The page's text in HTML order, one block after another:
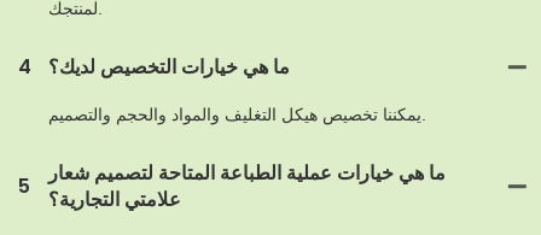
4 ما هي خيارات التخصيص لديك؟
5
ما هي خيارات عملية الطباعة المتاحة لتصميم شعار
علامتي التجارية؟